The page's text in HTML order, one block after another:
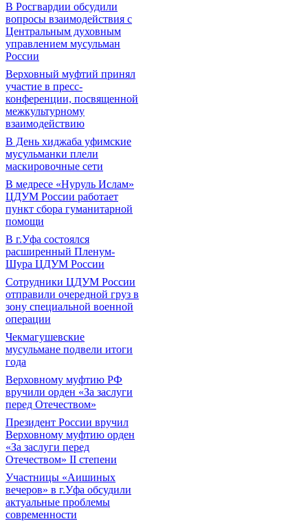
В Росгвардии обсудили
вопросы взаимодействия с
Центральным духовным
управлением мусульман
России
Верховный муфтий принял
участие в пресс-
конференции, посвященной
межкультурному
взаимодействию
В День хиджаба уфимские
мусульманки плели
маскировочные сети
В медресе «Нуруль Ислам»
ЦДУМ России работает
пункт сбора гуманитарной
помощи
В г.Уфа состоялся
расширенный Пленум-
Шура ЦДУМ России
Сотрудники ЦДУМ России
отправили очередной груз в
зону специальной военной
операции
Чекмагушевские
мусульмане подвели итоги
года
Верховному муфтию РФ
вручили орден «За заслуги
перед Отечеством»
Президент России вручил
Верховному муфтию орден
«За заслуги перед
Отечеством» II степени
Участницы «Аишиных
вечеров» в г.Уфа обсудили
актуальные проблемы
современности